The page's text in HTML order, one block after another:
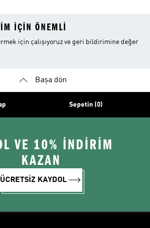
IÇIN ÖNEMLI
için çalışıyoruz ve geri bildirimine değer
Başa dön
Sepetin (0)
VE 10% İNDİRİM
KAZAN
ÜCRETSİZ KAYDOL